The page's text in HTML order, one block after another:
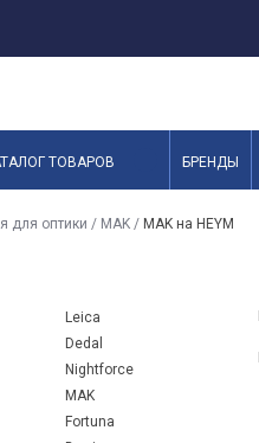
ТОВАРОВ БРЕНДЫ
для оптики / MAK / MAK на HEYM
Leica
Dedal
Nightforce
MAK
Fortuna